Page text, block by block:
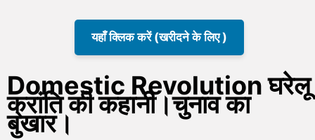
यहाँ क्लिक करें (खरीदने के लिए )
Domestic Revolution घरेलू
क्रांति की कहानी।चुनाव का
बुखार।